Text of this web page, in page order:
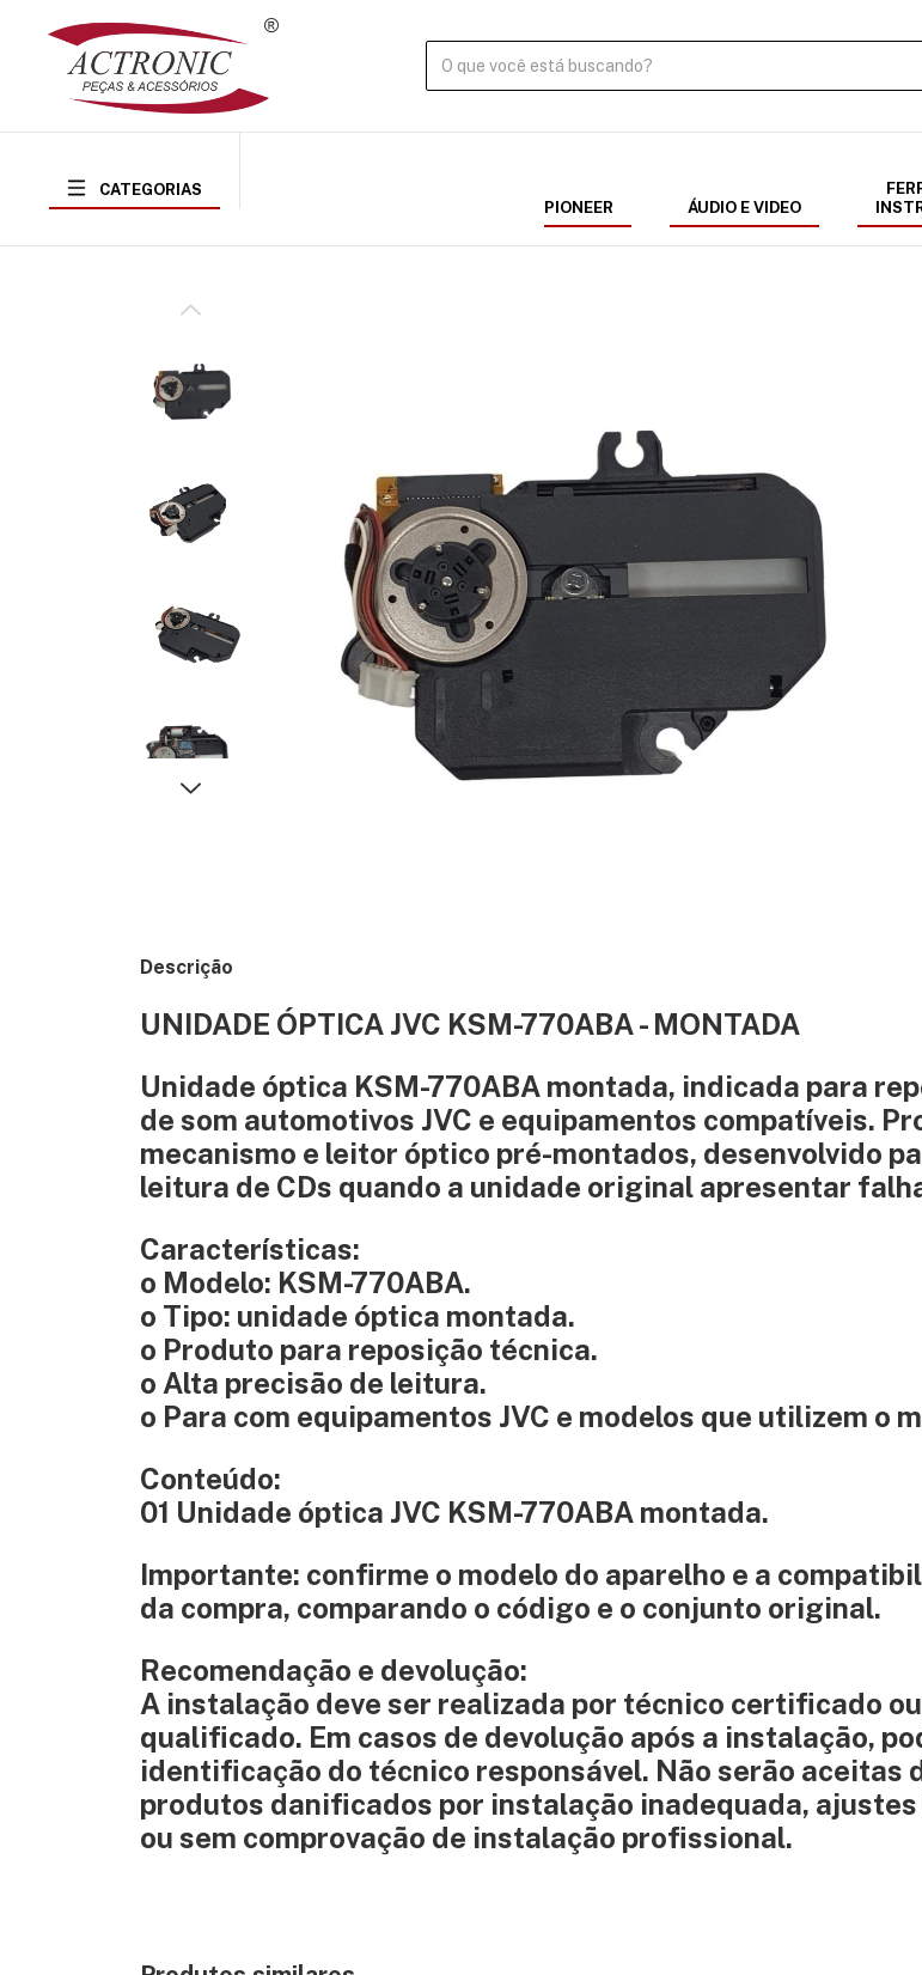
CATEGORIAS
PIONEER
ÁUDIO E VIDEO
Descrição
UNIDADE ÓPTICA JVC KSM-770ABA - MONTADA
Unidade óptica KSM-770ABA montada, indicada para
de som automotivos JVC e equipamentos compatíveis.
mecanismo e leitor óptico pré-montados, desenvolvido
leitura de CDs quando a unidade original apresentar
Características:
o Modelo: KSM-770ABA.
o Tipo: unidade óptica montada.
o Produto para reposição técnica.
o Alta precisão de leitura.
o Para com equipamentos JVC e modelos que utilizem o
Conteúdo:
01 Unidade óptica JVC KSM-770ABA montada.
Importante: confirme o modelo do aparelho e a
da compra, comparando o código e o conjunto original.
Recomendação e devolução:
A instalação deve ser realizada por técnico certificado
qualificado. Em casos de devolução após a instalação,
identificação do técnico responsável. Não serão aceitas
produtos danificados por instalação inadequada,
ou sem comprovação de instalação profissional.